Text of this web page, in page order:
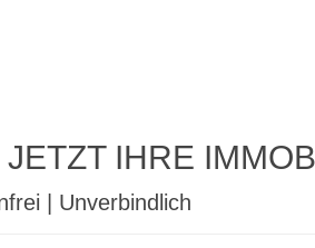
IHRE
| Unverbindlich